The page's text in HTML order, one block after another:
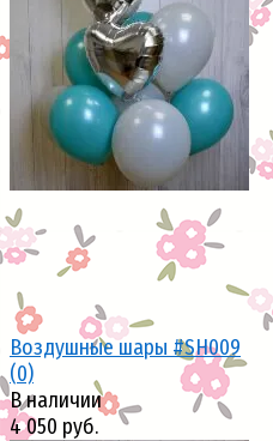
избранное сравнить
Воздушные шары #SH009
(0)
В наличии
4 050 руб.